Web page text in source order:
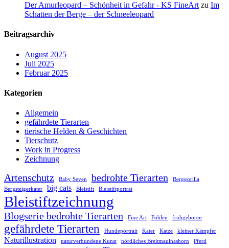
Der Amurleopard – Schönheit in Gefahr - KS FineArt zu Im
Schatten der Berge – der Schneeleopard
Beitragsarchiv
August 2025
Juli 2025
Februar 2025
Kategorien
Allgemein
gefährdete Tierarten
tierische Helden & Geschichten
Tierschutz
Work in Progress
Zeichnung
Artenschutz Baby Seven bedrohte Tierarten
Berggorilla
Bergsteigerkater
big cats Bleistift Bleistiftporträt
Bleistiftzeichnung
Blogserie bedrohte Tierarten Fine Art Fohlen frühgeboren
gefährdete Tierarten Hundeportrait Kater Katze kleiner Kämpfer
Naturillustration naturverbundene Kunst nördliches Breitmaulnashorn Pferd